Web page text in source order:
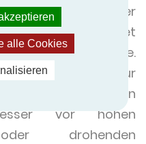
Windenergie oder
(KWK) bietet
Energie.
die auch nur
selbst erzeugen
vor hohen
drohenden
alle Cookies